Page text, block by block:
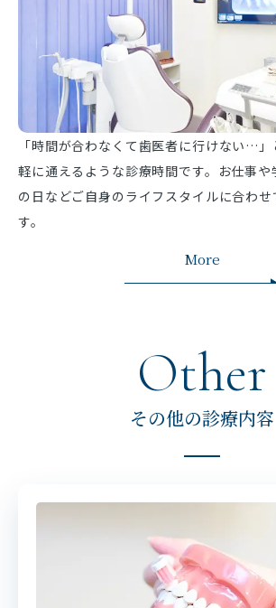
「時間が合わなくて歯医者に行けない…
軽に通えるような診療時間です。お仕事
の日などご自身のライフスタイルに合わ
す。
More
Other
その他の診療内容